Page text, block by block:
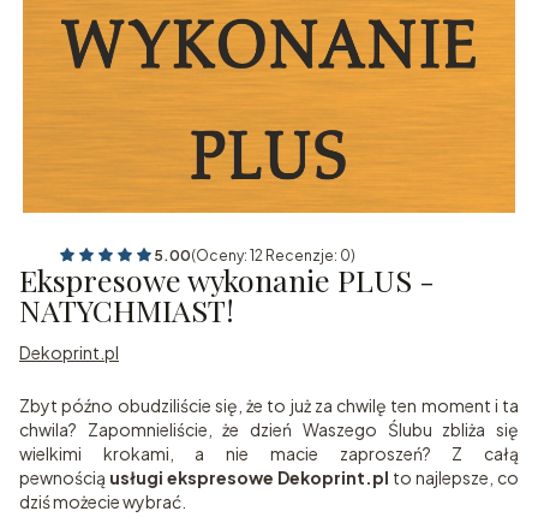
5.00(Oceny: 12 Recenzje: 0)
Ekspresowe wykonanie PLUS -
NATYCHMIAST!
Dekoprint.pl
Zbyt późno obudziliście się, że to już za chwilę ten moment i ta
chwila? Zapomnieliście, że dzień Waszego Ślubu zbliża się
wielkimi krokami, a nie macie zaproszeń? Z całą
pewnością usługi ekspresowe Dekoprint.pl to najlepsze, co
dziś możecie wybrać.